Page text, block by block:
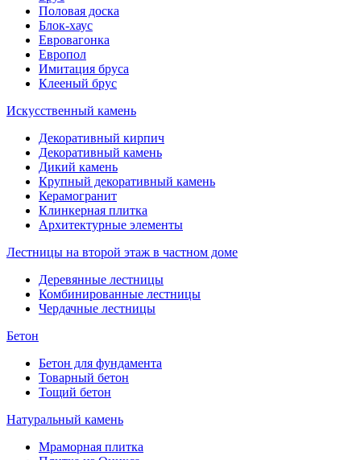
Половая доска
Блок-хаус
Евровагонка
Европол
Имитация бруса
Клееный брус
Искусственный камень
Декоративный кирпич
Декоративный камень
Дикий камень
Крупный декоративный камень
Керамогранит
Клинкерная плитка
Архитектурные элементы
Лестницы на второй этаж в частном доме
Деревянные лестницы
Комбинированные лестницы
Чердачные лестницы
Бетон
Бетон для фундамента
Товарный бетон
Тощий бетон
Натуральный камень
Мраморная плитка